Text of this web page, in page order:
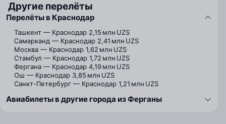
Другие перелёты
Перелёты в Краснодар
Ташкент — Краснодар 2,15 млн UZS
Самарканд — Краснодар 2,41 млн UZS
Москва — Краснодар 1,62 млн UZS
Стамбул — Краснодар 1,72 млн UZS
Фергана — Краснодар 4,19 млн UZS
Ош — Краснодар 3,85 млн UZS
Санкт-Петербург — Краснодар 1,21 млн UZS
Авиабилеты в другие города из Ферганы